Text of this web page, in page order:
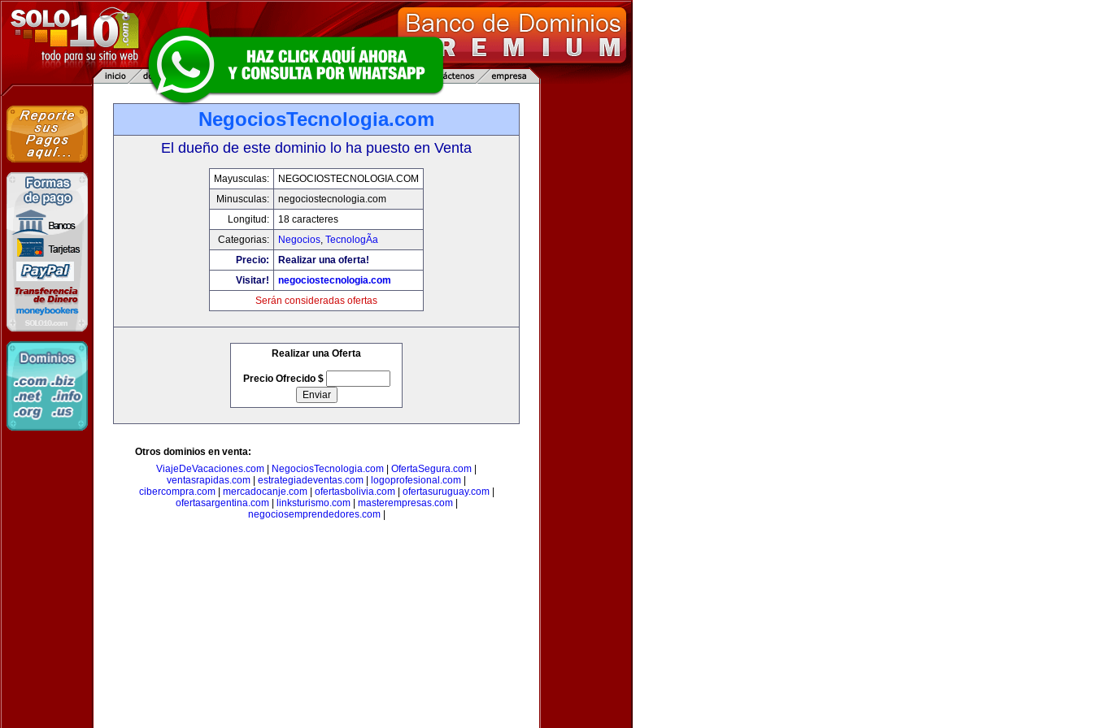
NegociosTecnologia.com
El dueño de este dominio lo ha puesto en Venta
Mayusculas:
NEGOCIOSTECNOLOGIA.COM
Minusculas:
negociostecnologia.com
Longitud:
18 caracteres
Categorias:
Negocios, TecnologÃ­a
Precio:
Realizar una oferta!
Visitar!
negociostecnologia.com
Serán consideradas ofertas
Realizar una Oferta
Precio Ofrecido $
Otros dominios en venta:
ViajeDeVacaciones.com
NegociosTecnologia.com OfertaSegura.com
ventasrapidas.com
estrategiadeventas.com logoprofesional.com
cibercompra.com| mercadocanje.com| ofertasbolivia.com| ofertasuruguay.com|
ofertasargentina.com| linksturismo.com| masterempresas.com|
negociosemprendedores.com|